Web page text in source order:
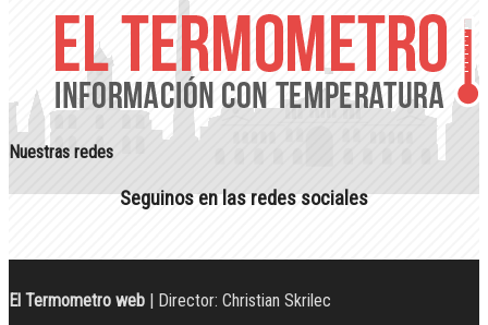
Nuestras redes
Seguinos en las redes sociales
El Termometro web | Director: Christian Skrilec